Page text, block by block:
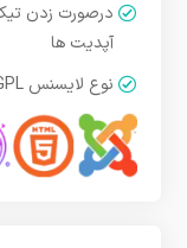
درصورت زدن
آپدیت ها
نوع لایسنس GPL